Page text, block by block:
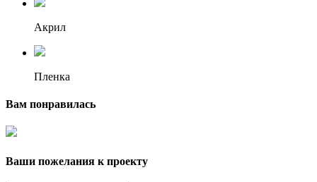
Акрил
Пленка
Вам понравилась
Ваши пожелания к проекту